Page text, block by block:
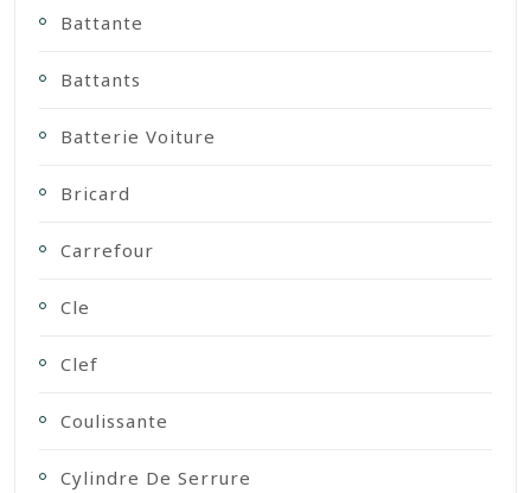
Battante
Battants
Batterie Voiture
Bricard
Carrefour
Cle
Clef
Coulissante
Cylindre De Serrure